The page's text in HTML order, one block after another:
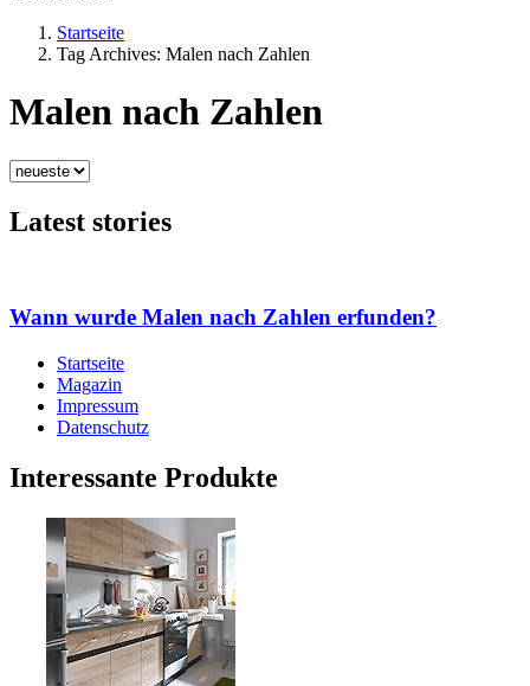
Startseite
Tag Archives: Malen nach Zahlen
Malen nach Zahlen
Latest stories
Wann wurde Malen nach Zahlen erfunden?
Startseite
Magazin
Impressum
Datenschutz
Interessante Produkte